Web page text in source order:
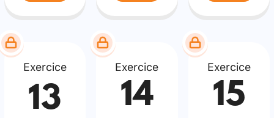
Exercice
13
Exercice
14
Exercice
15